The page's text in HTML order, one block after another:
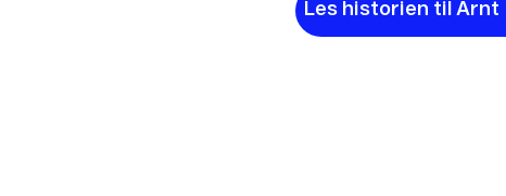
Les historien til Arnt